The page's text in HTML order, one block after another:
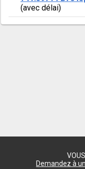
(avec délai)
Demandez à